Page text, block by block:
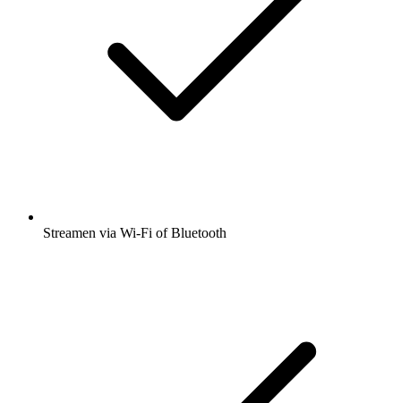
Streamen via Wi-Fi of Bluetooth